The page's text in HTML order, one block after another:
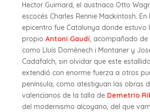
Hector Guimard, el austriaco Otto
escocés Charles Rennie Mackintosh. En
epicentro fue Catalunya donde estuvo
propio Antoni Gaudí, acompañado de
como Lluís Domènech i Montaner y
Cadafalch, sin olvidar que este
extendió con enorme fuerza a otros
península, como atestiguan las obras
valencianos de la talla de Demetrio
del modernismo alcoyano, del que